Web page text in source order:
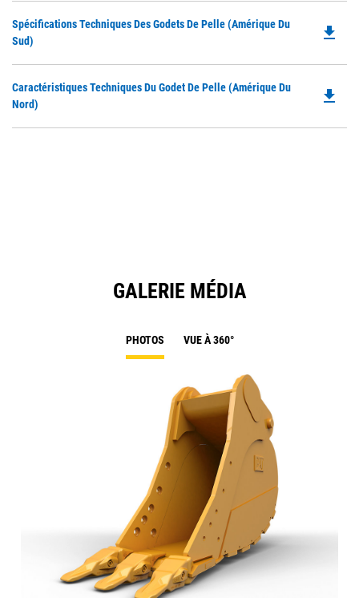
Spécifications Techniques Des Godets De Pelle (Amérique Du
Sud)
file_download
Caractéristiques Techniques Du Godet De Pelle (Amérique Du
Nord)
file_download
GALERIE MÉDIA
PHOTOS VUE À 360°